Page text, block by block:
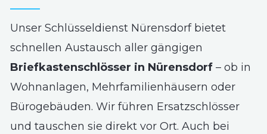
Unser Schlüsseldienst Nürensdorf bietet
schnellen Austausch aller gängigen
Briefkastenschlösser in Nürensdorf – ob in
Wohnanlagen, Mehrfamilienhäusern oder
Bürogebäuden. Wir führen Ersatzschlösser
und tauschen sie direkt vor Ort. Auch bei